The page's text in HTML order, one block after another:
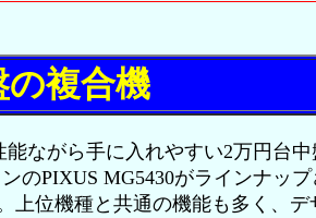
の複合機
ながら手に入れやすい2万円台
のPIXUS MG5430がラインナッ
上位機種と共通の機能も多く、